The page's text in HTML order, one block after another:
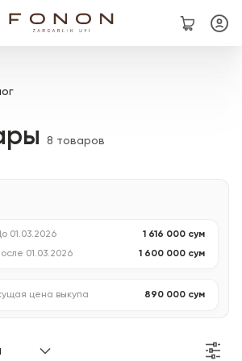
8 товаров
01.03.2026 1 616 000 сум
После 01.03.2026
1 600 000 сум
цена выкупа 890 000 сум